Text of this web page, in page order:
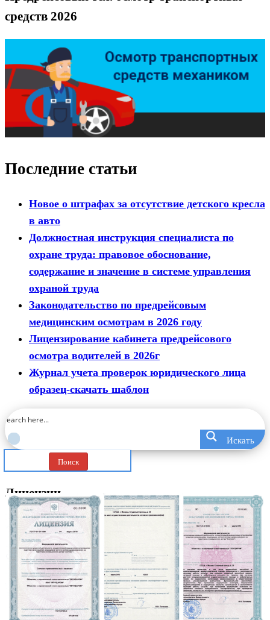
средств 2026
Последние статьи
Новое о штрафах за отсутствие детского кресла
в авто
Должностная инструкция специалиста по
охране труда: правовое обоснование,
содержание и значение в системе управления
охраной труда
Законодательство по предрейсовым
медицинским осмотрам в 2026 году
Лицензирование кабинета предрейсового
осмотра водителей в 2026г
Журнал учета проверок юридического лица
образец-скачать шаблон
Искать
Поиск
Лицензии